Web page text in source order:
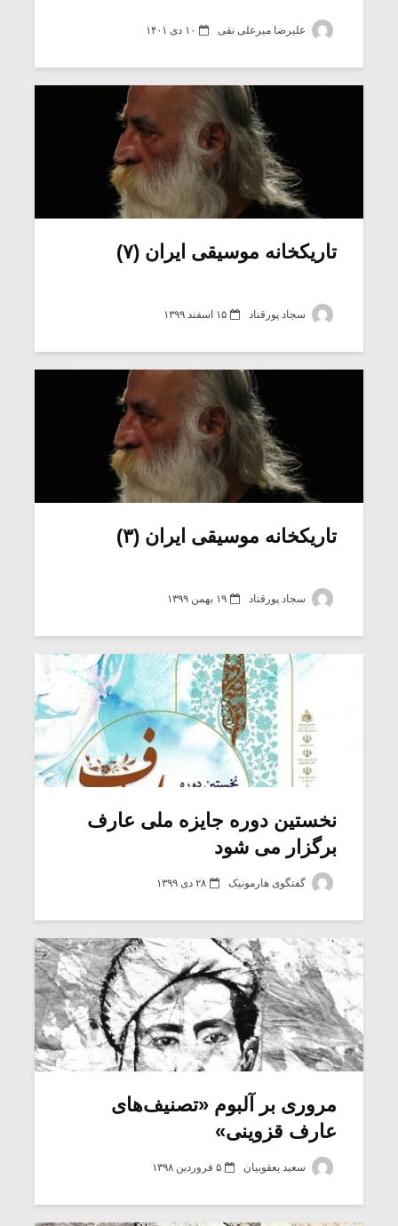
علیرضا میرعلی نقی ۱۰ دی ۱۴۰۱
تاریکخانه موسیقی ایران (۷)
سجاد پورقناد ۱۵ اسفند ۱۳۹۹
تاریکخانه موسیقی ایران (۳)
سجاد پورقناد ۱۹ بهمن ۱۳۹۹
نخستین دوره جایزه ملی عارف
برگزار می شود
گفتگوی هارمونیک ۲۸ دی ۱۳۹۹
مروری بر آلبوم «تصنیف‌های
عارف قزوینی»
سعید یعقوبیان ۵ فروردین ۱۳۹۸
میکلوش روژا
شیش و نیم»
اگر نمی توانی
مشهورترین باشی،
بدنام ترین باش